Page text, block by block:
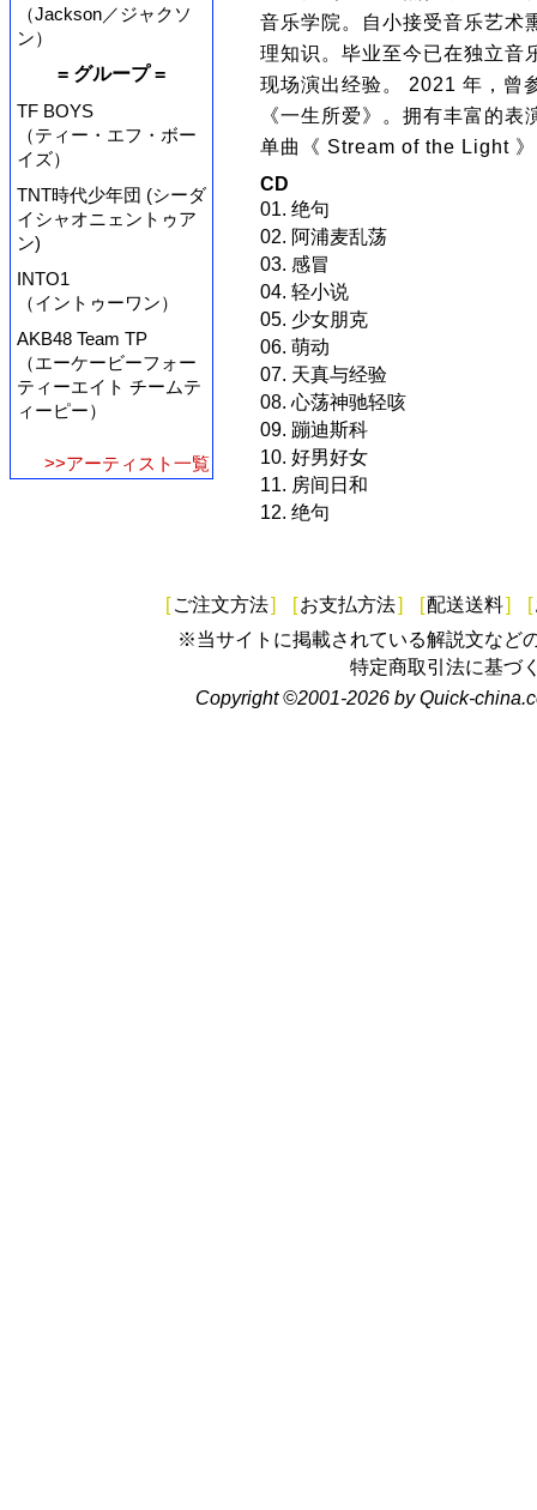
（Jackson／ジャクソ
ン）
= グループ =
TF BOYS
（ティー・エフ・ボー
イズ）
TNT時代少年団 (シーダ
イシャオニェントゥア
ン)
INTO1
（イントゥーワン）
AKB48 Team TP
（エーケービーフォー
ティーエイト チームテ
ィーピー）
>>アーティスト一覧
音乐学院。自小接受音乐艺术
理知识。毕业至今已在独立音
现场演出经验。 2021 年，曾
《一生所爱》。拥有丰富的
单曲《 Stream of the Light 》
CD
01. 绝句
02. 阿浦麦乱荡
03. 感冒
04. 轻小说
05. 少女朋克
06. 萌动
07. 天真与经验
08. 心荡神驰轻咳
09. 蹦迪斯科
10. 好男好女
11. 房间日和
12. 绝句
[ ご注文方法] [お支払方法] [配送送料] [
※当サイトに掲載されている解説文など
特定商取引法に基づ
Copyright ©2001-2026 by Quick-